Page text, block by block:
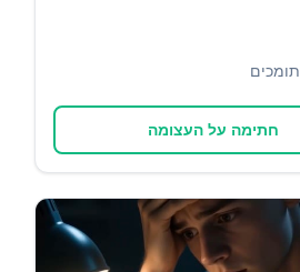
תומכים
חתימה על העצומה